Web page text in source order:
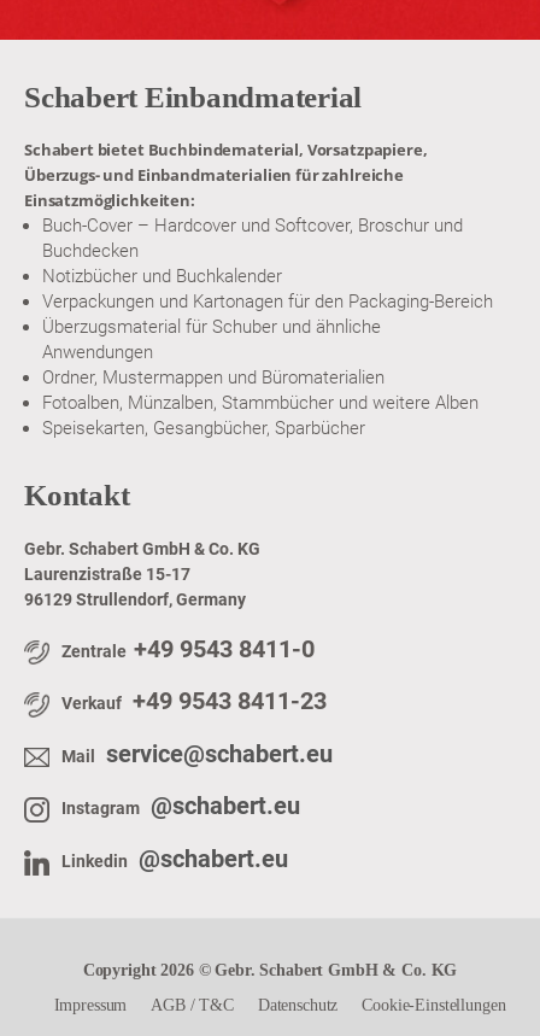
Schabert Einbandmaterial
Schabert bietet Buchbindematerial, Vorsatzpapiere,
Überzugs- und Einbandmaterialien für zahlreiche
Einsatzmöglichkeiten:
Buch-Cover – Hardcover und Softcover, Broschur und
Buchdecken
Notizbücher und Buchkalender
Verpackungen und Kartonagen für den Packaging-Bereich
Überzugsmaterial für Schuber und ähnliche
Anwendungen
Ordner, Mustermappen und Büromaterialien
Fotoalben, Münzalben, Stammbücher und weitere Alben
Speisekarten, Gesangbücher, Sparbücher
Kontakt
Gebr. Schabert GmbH & Co. KG
Laurenzistraße 15-17
96129 Strullendorf, Germany
Zentrale +49 9543 8411-0
Verkauf +49 9543 8411-23
Mail service@schabert.eu
Instagram @schabert.eu
Linkedin @schabert.eu
Copyright 2026 © Gebr. Schabert GmbH & Co. KG
Impressum
AGB/T&C Datenschutz Cookie-Einstellungen